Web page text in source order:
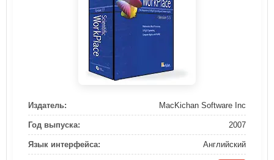
Издатель: MacKichan Software Inc
Год выпуска: 2007
Язык интерфейса: Английский